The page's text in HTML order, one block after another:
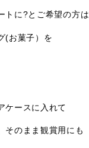
トに?とご希望の方は
(お菓子）を
ケースに入れて
そのまま観賞用にも